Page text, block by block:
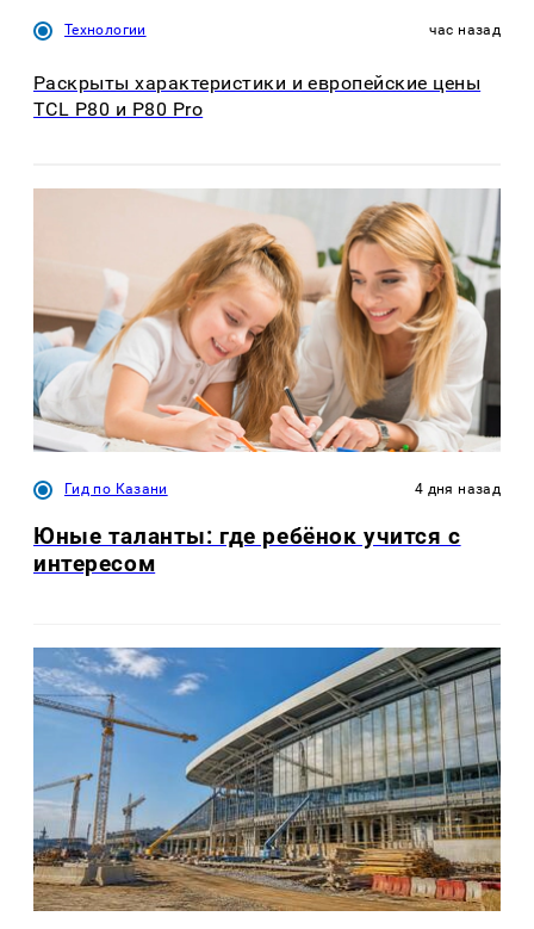
Технологии час назад
Раскрыты характеристики и европейские цены
TCL P80 и P80 Pro
Гид по Казани 4 дня назад
Юные таланты: где ребёнок учится с
интересом